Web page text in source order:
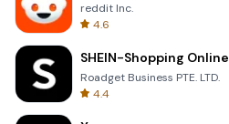
reddit Inc.
4.6
SHEIN-Shopping Online
Roadget Business PTE. LTD.
4.4